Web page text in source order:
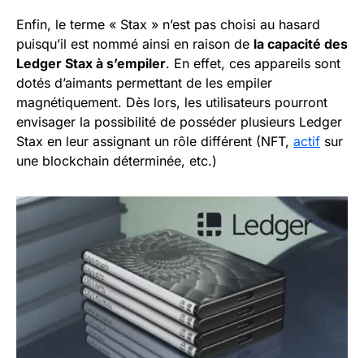
Enfin, le terme « Stax » n’est pas choisi au hasard
puisqu’il est nommé ainsi en raison de la capacité des
Ledger Stax à s’empiler. En effet, ces appareils sont
dotés d’aimants permettant de les empiler
magnétiquement. Dès lors, les utilisateurs pourront
envisager la possibilité de posséder plusieurs Ledger
Stax en leur assignant un rôle différent (NFT, actif sur
une blockchain déterminée, etc.)